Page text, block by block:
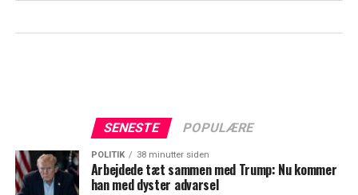
SENESTE POPULÆRE
POLITIK 38 minutter siden
Arbejdede tæt sammen med Trump: Nu kommer
han med dyster advarsel